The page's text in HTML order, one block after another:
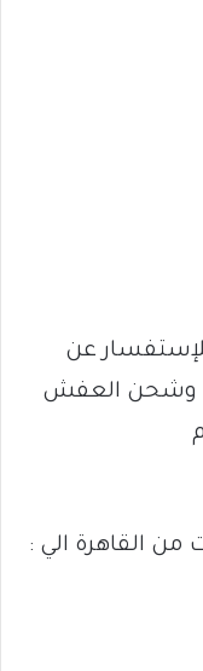
عن
وشحن العفش
من القاهرة الي :